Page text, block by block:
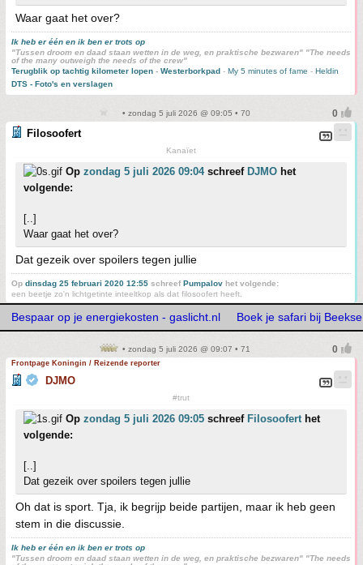
Waar gaat het over?
Ik heb er één en ik ben er trots op
"Tussen droom en daad staan wetten in de weg, en praktische bezwaren" "The needs
of the many outweigh the needs of the crew"
Terugblik op tachtig kilometer lopen - Westerborkpad - My 5 minutes of fame - Heldin
DTS - Foto's en verslagen
• zondag 5 juli 2026 @ 09:05 • 70
Filosoofert
Kanaïet
Op zondag 5 juli 2026 09:04schreef DJMO het
volgende:
[..]
Waar gaat het over?
Dat gezeik over spoilers tegen jullie
Op dinsdag 25 februari 2020 12:55 schreefPumpalov het volgende:
een beetje zo'n lichtgetinte inteeltkop als dat filosoofert heeft.
Bespaar op je energiekosten - gaslicht.nl Boek je safari bij
• zondag 5 juli 2026 @ 09:07 • 71
Frontpage Koningin / Reizende reporter
DJMO
#trut
Op zondag 5 juli 2026 09:05 schreef Filosooferthet
volgende:
[..]
Dat gezeik over spoilers tegen jullie
Oh dat is sport. Tja, ik begrijp beide partijen, maar ik heb geen
stem in die discussie.
Ik heb er één en ik ben er trots op
"Tussen droom en daad staan wetten in de weg, en praktische bezwaren" "The needs